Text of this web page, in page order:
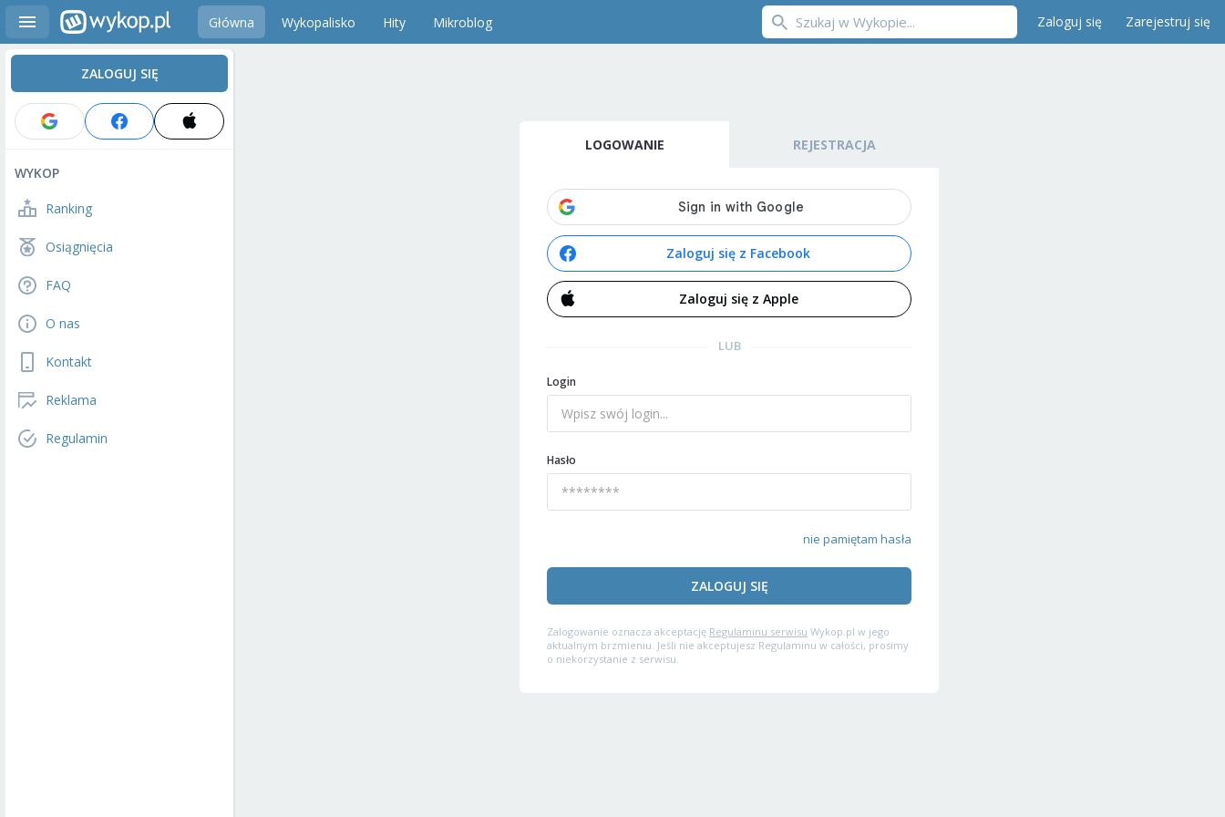
Główna Wykopalisko Hity Mikroblog Zaloguj się Zarejestruj się
ZALOGUJ SIĘ
WYKOP
Ranking
Osiągnięcia
FAQ
O nas
Kontakt
Reklama
Regulamin
LOGOWANIE REJESTRACJA
Zaloguj się z Facebook
Zaloguj się z Apple
LUB
Login
Hasło
nie pamiętam hasła
ZALOGUJ SIĘ
Zalogowanie oznacza akceptację Regulaminu serwisu Wykop.pl w jego
aktualnym brzmieniu. Jeśli nie akceptujesz Regulaminu w całości, prosimy
o niekorzystanie z serwisu.